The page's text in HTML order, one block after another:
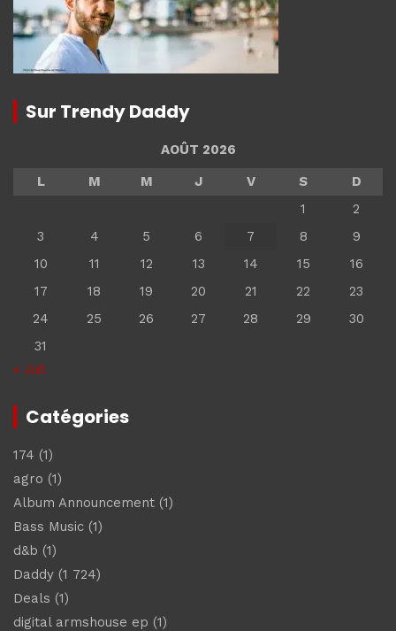
Sur Trendy Daddy
AOÛT 2026
L
M M J V S
D
1
2
3
4 5 6 7 8
9
10
11 12 13 14 15
16
17
18 19 20 21 22
23
24
25 26 27 28 29
30
31
« Juil
Catégories
174 (1)
agro (1)
Album Announcement (1)
Bass Music (1)
d&b (1)
Daddy (1 724)
Deals (1)
digital armshouse ep (1)